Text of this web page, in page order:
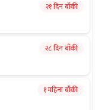
२१ दिन बाँकी
२८ दिन बाँकी
१ महिना बाँकी